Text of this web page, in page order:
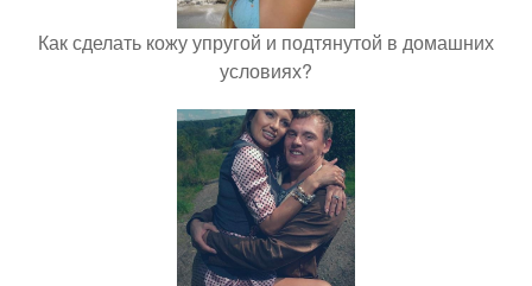
Как сделать кожу упругой и подтянутой в домашних
условиях?